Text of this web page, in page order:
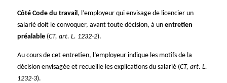
Côté Code du travail , l’employeur qui envisage de licencier un
salarié doit le convoquer, avant toute décision, à un entretien
préalable(CT, art. L. 1232-2).
Au cours de cet entretien, l’employeur indique les motifs de la
décision envisagée et recueille les explications du salarié (CT, art. L.
1232-3).